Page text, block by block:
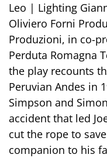
Leo | Lighting
Oliviero Forni
Produzioni, in co-
Perduta Romagna
the play recounts
Peruvian Andes in
Simpson and
accident that led
cut the rope to
companion to his